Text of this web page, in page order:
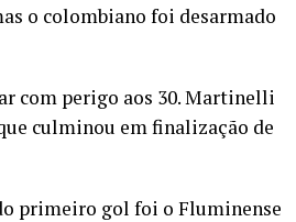
o colombiano foi desarmado
com perigo aos 30. Martinelli
culminou em finalização de
primeiro gol foi o Fluminense